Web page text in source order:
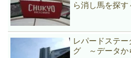
ら消し馬を探す
レパードステ
グ ～データか